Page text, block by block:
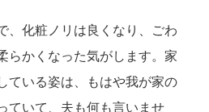
、化粧ノリは良くなり、ごわ
らかくなった気がします。家
ている姿は、もはや我が家の
ていて、夫も何も言いませ